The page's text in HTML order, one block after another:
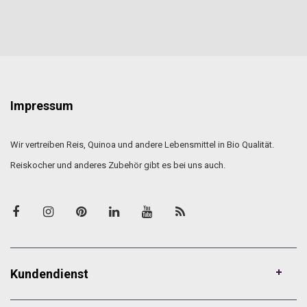
Impressum
Wir vertreiben Reis, Quinoa und andere Lebensmittel in Bio Qualität.
Reiskocher und anderes Zubehör gibt es bei uns auch.
Kundendienst